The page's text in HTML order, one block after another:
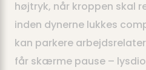
højtryk, når kroppen skal
inden dynerne lukkes
kan parkere
får skærme pause –